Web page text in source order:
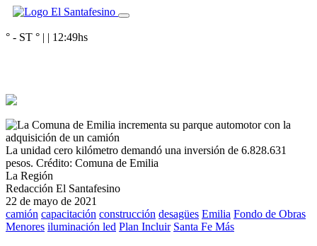
° - ST ° | | 12:49hs
La unidad cero kilómetro demandó una inversión de 6.828.631
pesos. Crédito: Comuna de Emilia
La Región
Redacción El Santafesino
22 de mayo de 2021
camión capacitación construcción desagües Emilia Fondo de Obras
Menores iluminación led Plan Incluir Santa Fe Más